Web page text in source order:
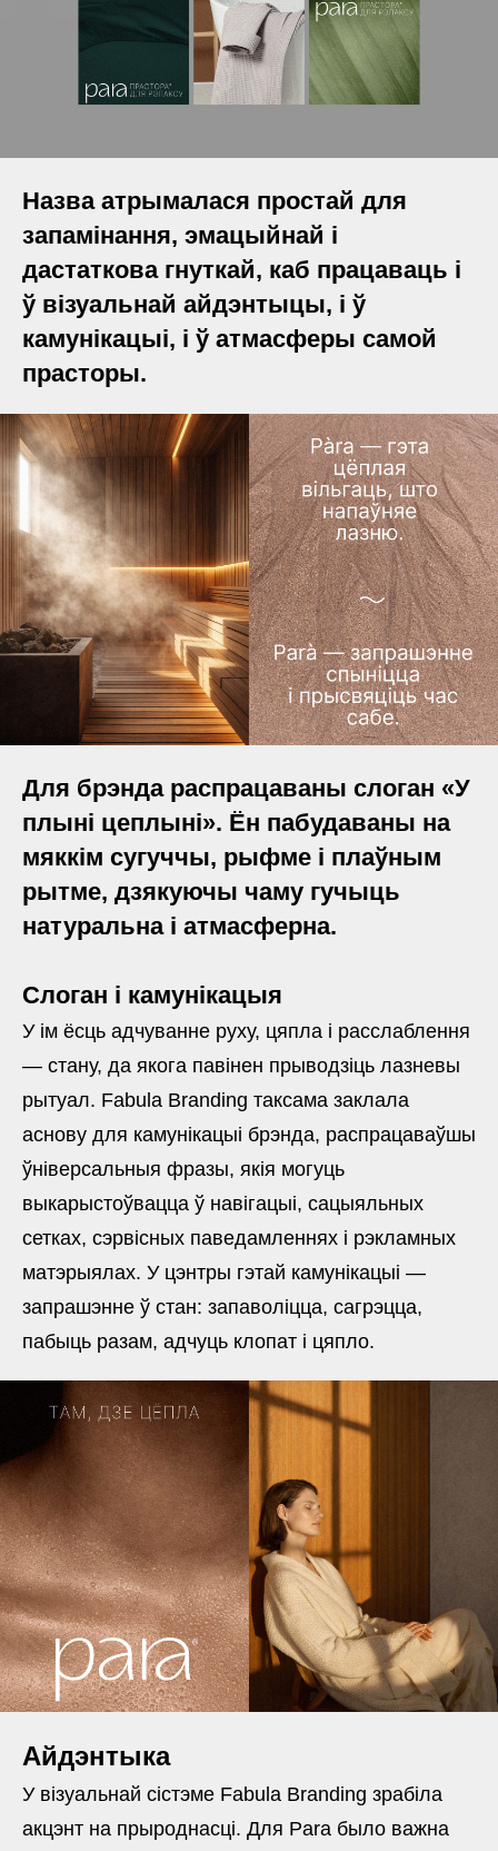
Назва атрымалася простай для
запамінання, эмацыйнай і
дастаткова гнуткай, каб працаваць і
ў візуальнай айдэнтыцы, і ў
камунікацыі, і ў атмасферы самой
прасторы.
Для брэнда распрацаваны слоган «У
плыні цеплыні». Ён пабудаваны на
мяккім сугуччы, рыфме і плаўным
рытме, дзякуючы чаму гучыць
натуральна і атмасферна.
Слоган і камунікацыя
У ім ёсць адчуванне руху, цяпла і расслаблення
— стану, да якога павінен прыводзіць лазневы
рытуал. Fabula Branding таксама заклала
аснову для камунікацыі брэнда, распрацаваўшы
ўніверсальныя фразы, якія могуць
выкарыстоўвацца ў навігацыі, сацыяльных
сетках, сэрвісных паведамленнях і рэкламных
матэрыялах. У цэнтры гэтай камунікацыі —
запрашэнне ў стан: запаволіцца, сагрэцца,
пабыць разам, адчуць клопат і цяпло.
Айдэнтыка
У візуальнай сістэме Fabula Branding зрабіла
акцэнт на прыроднасці. Для Para было важна